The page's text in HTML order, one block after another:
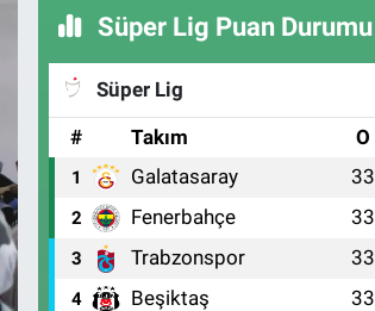
Süper Lig Puan Durumu
Süper Lig
#
Takım O
1 Galatasaray 33
2 Fenerbahçe 33
3 Trabzonspor 33
4 Beşiktaş 33